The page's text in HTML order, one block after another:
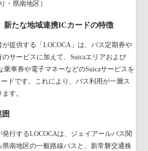
・県南地区）
新たな地域連携ICカードの特徴
提供する「LOCOCA」は、バス定期券や
サービスに加えて、Suicaエリアおよび
乗車券や電子マネーなどのSuicaサービスを
ドです。これにより、バス利用が一層ス
す。
行するLOCOCAは、ジェイアールバス関
南地区の一般路線バスと、新常磐交通株